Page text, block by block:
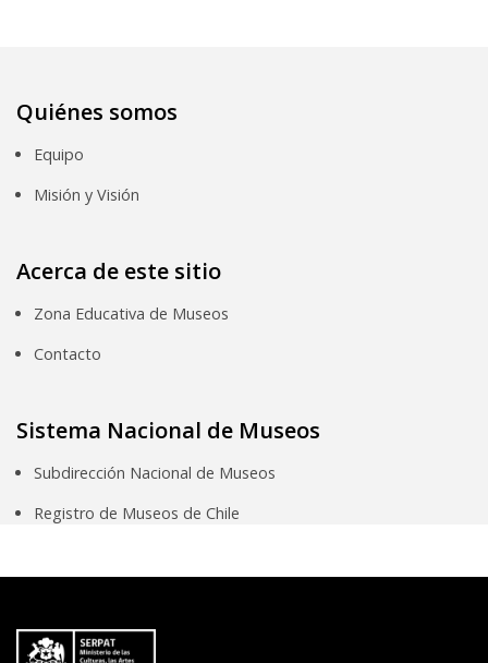
Quiénes somos
Equipo
Misión y Visión
Acerca de este sitio
Zona Educativa de Museos
Contacto
Sistema Nacional de Museos
Subdirección Nacional de Museos
Registro de Museos de Chile